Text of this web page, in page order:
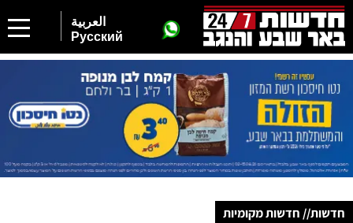
العربية
Русский
חדשות// חדשות מקומיות